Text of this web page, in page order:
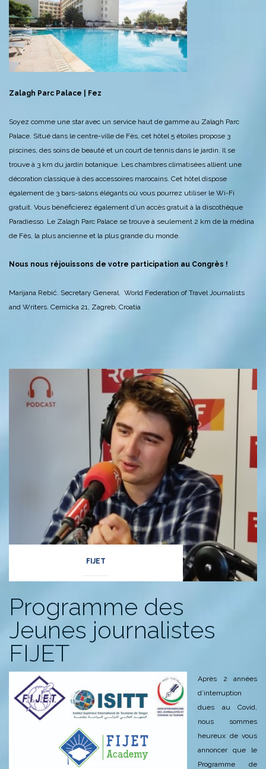
Zalagh Parc Palace | Fez
Soyez comme une star avec un service haut de gamme au Zalagh Parc
Palace. Situé dans le centre-ville de Fès, cet hôtel 5 étoiles propose 3
piscines, des soins de beauté et un court de tennis dans le jardin. Il se
trouve à 3 km du jardin botanique. Les chambres climatisées allient une
décoration classique à des accessoires marocains. Cet hôtel dispose
également de 3 bars-salons élégants où vous pourrez utiliser le Wi-Fi
gratuit. Vous bénéficierez également d’un accès gratuit à la discothèque
Paradiesso. Le Zalagh Parc Palace se trouve à seulement 2 km de la médina
de Fès, la plus ancienne et la plus grande du monde.
Nous nous réjouissons de votre participation au Congrès !
Marijana Rebić. Secretary General. World Federation of Travel Journalists
and Writers. Cernicka 21, Zagreb, Croatia
FIJET
Programme des
Jeunes journalistes
FIJET
Après 2 années
d’interruption
dues au Covid,
nous sommes
heureux de vous
annoncer que le
Programme de